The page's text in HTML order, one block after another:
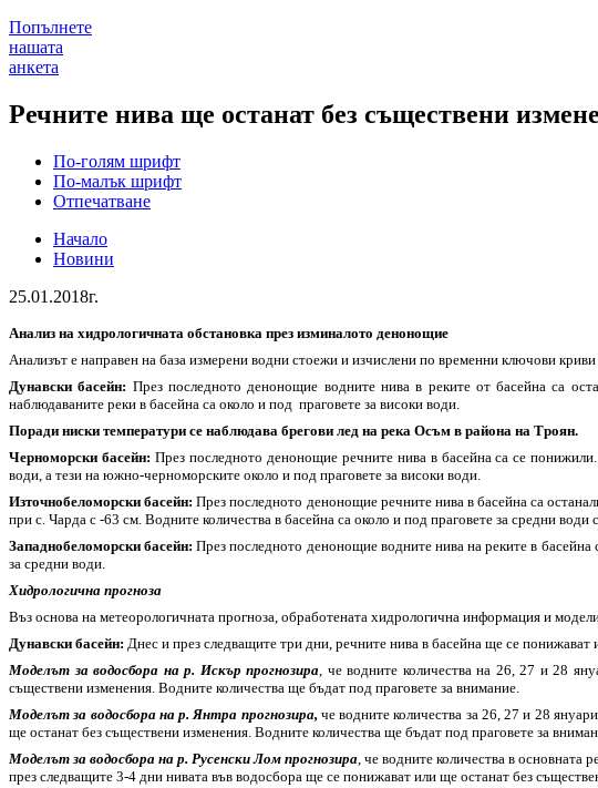
Попълнете
нашата
анкета
Речните нива ще останат без съществени
По-голям шрифт
По-малък шрифт
Отпечатване
Начало
Новини
25.01.2018г.
Анализ на хидрологичната обстановка през изминалото денонощие
Анализът е направен на база измерени водни стоежи и изчислени по временни ключови
Дунавски басейн: През последното денонощие водните нива в реките от басейна са
наблюдаваните реки в басейна са около и под праговете за високи води.
Поради ниски температури се наблюдава брегови лед на река Осъм в района на Троян.
Черноморски басейн: През последното денонощие речните нива в басейна са се
води, а тези на южно-черноморските около и под праговете за високи води.
Източнобеломорски басейн: През последното денонощие речните нива в басейна са
при с. Чарда с -63 см. Водните количества в басейна са около и под праговете за средни
Западнобеломорски басейн: През последното денонощие водните нива на реките в басейна
за средни води.
Хидрологична прогноза
Въз основа на метеорологичната прогноза, обработената хидрологична информация и
Дунавски басейн: Днес и през следващите три дни, речните нива в басейна ще се
Моделът за водосбора на р. Искър прогнозира , че водните количества на 26, 27 и 28
съществени изменения. Водните количества ще бъдат под праговете за внимание.
Моделът за водосбора на р. Янтра прогнозира, че водните количества за 26, 27 и 28
ще останат без съществени изменения. Водните количества ще бъдат под праговете за
Моделът за водосбора на р. Русенски Лом прогнозира , че водните количества в
през следващите 3-4 дни нивата във водосбора ще се понижават или ще останат без